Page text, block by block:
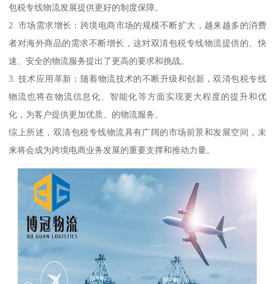
包税专线物流发展提供更好的制度保障。
2. 市场需求增长：跨境电商市场的规模不断扩大，越来越多的消费
者对海外商品的需求不断增长，这对双清包税专线物流提供的、快
速、安全的物流服务提出了更高的要求和挑战。
3. 技术应用革新：随着物流技术的不断升级和创新，双清包税专线
物流也将在物流信息化、智能化等方面实现更大程度的提升和优
化，为客户提供更加优质、的物流服务。
综上所述，双清包税专线物流具有广阔的市场前景和发展空间，未
来将会成为跨境电商业务发展的重要支撑和推动力量。